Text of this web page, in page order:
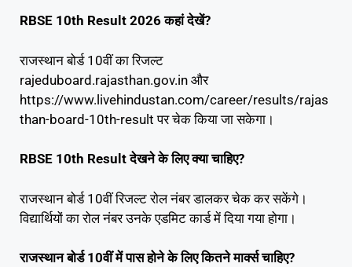
RBSE 10th Result 2026 कहां देखें?
राजस्थान बोर्ड 10वीं का रिजल्ट
rajeduboard.rajasthan.gov.in और
https://www.livehindustan.com/career/results/rajas
than-board-10th-result पर चेक किया जा सकेगा।
RBSE 10th Result देखने के लिए क्या चाहिए?
राजस्थान बोर्ड 10वीं रिजल्ट रोल नंबर डालकर चेक कर सकेंगे।
विद्यार्थियों का रोल नंबर उनके एडमिट कार्ड में दिया गया होगा।
राजस्थान बोर्ड 10वीं में पास होने के लिए कितने मार्क्स चाहिए?